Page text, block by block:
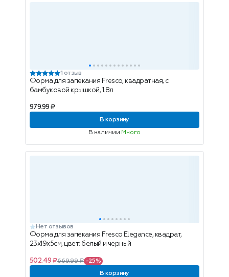
1 отзыв
Форма для запекания Fresco, квадратная, с
бамбуковой крышкой, 1.8л
979.99 ₽
В корзину
В наличии Много
Нет отзывов
Форма для запекания Fresco Elegance, квадрат,
23x19x5см, цвет: белый и черный
502.49 ₽669.99 ₽ -25%
В корзину